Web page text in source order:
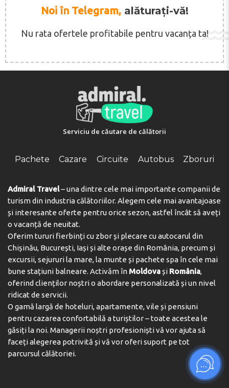
Noi în Telegram,alăturați-vă!
Nu rata ofertele profitabile pentru vacanța ta!
Serviciu de căutare de călătorii
Pachete Cazare Circuite Autobus Zboruri
Admiral Travel– una dintre cele mai importante companii de
turism din industria călătoriilor. Alegem cele mai avantajoase
și interesante oferte pentru orice sezon, astfel încât să aveți
o vacanță de neuitat.
Oferim tururi fierbinți cu zbor și plecare cu autocarul din
Chișinău, București, Iași și alte orașe din România, precum și
excursii, sejururi la mare, la munte și pachete spa în cele mai
bune stațiuni balneare. Activăm în Moldovași România,
oferind clienților noștri o abordare personalizată și un nivel
ridicat de servicii.
O gamă largă de hoteluri, apartamente, vile și pensiuni
pentru cazarea confortabilă a turiștilor – toate acestea le
găsiți la noi. Managerii noștri profesioniști vă vor ajuta să
faceți alegerea potrivită și vă vor oferi suport pe tot
parcursul călătoriei.